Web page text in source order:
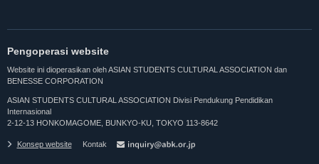
Pengoperasi website
Website ini dioperasikan oleh ASIAN STUDENTS CULTURAL ASSOCIATION dan
BENESSE CORPORATION
ASIAN STUDENTS CULTURAL ASSOCIATION Divisi Pendukung Pendidikan
Internasional
2-12-13 HONKOMAGOME, BUNKYO-KU, TOKYO 113-8642
Konsep website Kontak